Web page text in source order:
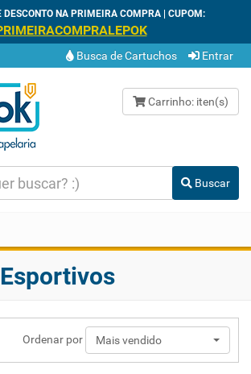
DESCONTO NA PRIMEIRA COMPRA | CUPOM:
Busca de Cartuchos Entrar
Carrinho: iten(s)
Buscar
Ordenar por Mais vendido